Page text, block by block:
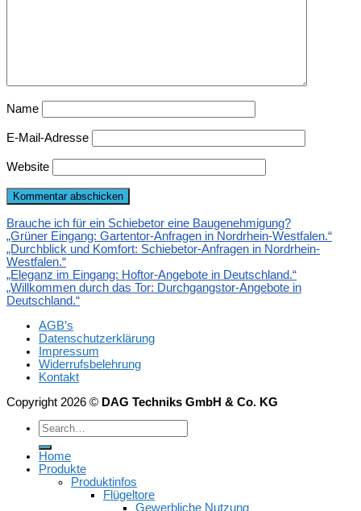
Name
E-Mail-Adresse
Website
Brauche ich für ein Schiebetor eine Baugenehmigung?
„Grüner Eingang: Gartentor-Anfragen in Nordrhein-Westfalen.“
„Durchblick und Komfort: Schiebetor-Anfragen in Nordrhein-
Westfalen.“
„Eleganz im Eingang: Hoftor-Angebote in Deutschland.“
„Willkommen durch das Tor: Durchgangstor-Angebote in
Deutschland.“
AGB’s
Datenschutzerklärung
Impressum
Widerrufsbelehrung
Kontakt
Copyright 2026 © DAG Techniks GmbH & Co. KG
Home
Produkte
Produktinfos
Flügeltore
Gewerbliche Nutzung